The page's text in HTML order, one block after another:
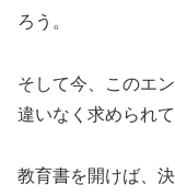
ろう。
そして今、このエ
違いなく求められて
教育書を開けば、